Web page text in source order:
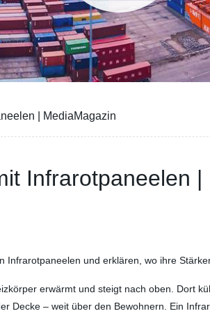
| MediaMagazin
Infrarotpaneelen |
und erklären, wo ihre
erwärmt und steigt nach oben. Dort
Decke – weit über den Bewohnern. Ein